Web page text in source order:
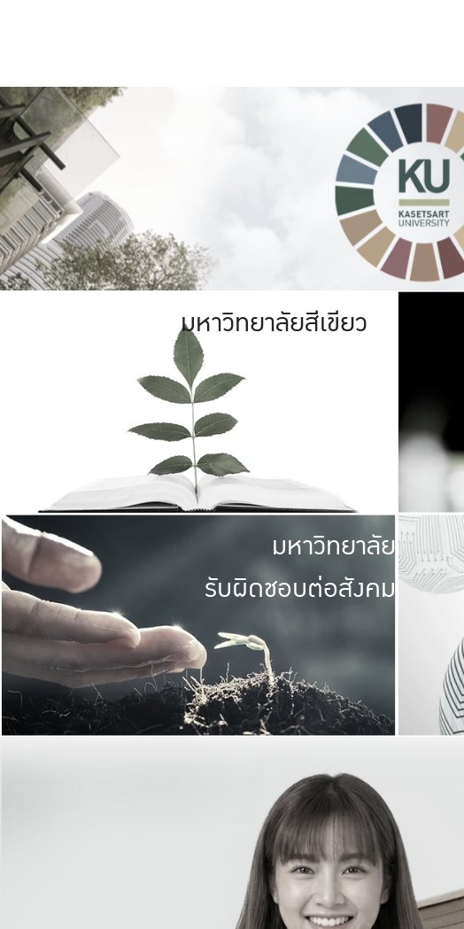
มหาวิทยาลัยสีเขียว
มหาวิทยาลัย
รับผิดชอบต่อสังคม